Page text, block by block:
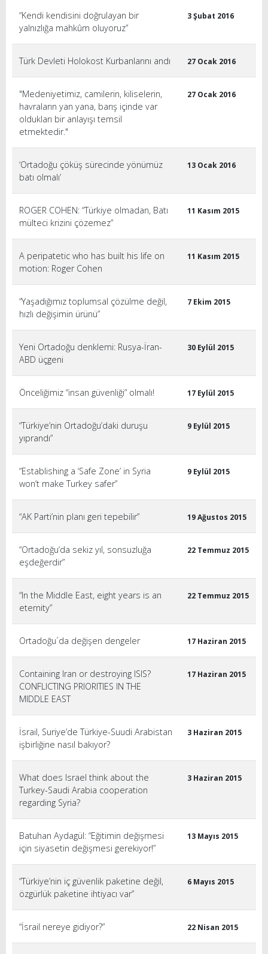
“Kendi kendisini doğrulayan bir
yalnızlığa mahkûm oluyoruz”
3 Şubat 2016
Türk Devleti Holokost Kurbanlarını andı 27 Ocak 2016
"Medeniyetimiz, camilerin, kiliselerin,
havraların yan yana, barış içinde var
oldukları bir anlayışı temsil
etmektedir."
27 Ocak 2016
‘Ortadoğu çöküş sürecinde yönümüz
batı olmalı’
13 Ocak 2016
ROGER COHEN: “Türkiye olmadan, Batı
mülteci krizini çözemez”
11 Kasım 2015
A peripatetic who has built his life on
motion: Roger Cohen
11 Kasım 2015
“Yaşadığımız toplumsal çözülme değil,
hızlı değişimin ürünü”
7 Ekim 2015
Yeni Ortadoğu denklemi: Rusya-İran-
ABD üçgeni
30 Eylül 2015
Önceliğimiz “insan güvenliği” olmalı! 17 Eylül 2015
“Türkiye’nin Ortadoğu’daki duruşu
yıprandı”
9 Eylül 2015
“Establishing a ‘Safe Zone’ in Syria
won’t make Turkey safer”
9 Eylül 2015
“AK Parti’nin planı geri tepebilir” 19 Ağustos 2015
“Ortadoğu’da sekiz yıl, sonsuzluğa
eşdeğerdir”
22 Temmuz 2015
“In the Middle East, eight years is an
eternity”
22 Temmuz 2015
Ortadoğu´da değişen dengeler 17 Haziran 2015
Containing Iran or destroying ISIS?
CONFLICTING PRIORITIES IN THE
MIDDLE EAST
17 Haziran 2015
İsrail, Suriye’de Türkiye-Suudi Arabistan
işbirliğine nasıl bakıyor?
3 Haziran 2015
What does Israel think about the
Turkey-Saudi Arabia cooperation
regarding Syria?
3 Haziran 2015
Batuhan Aydagül: “Eğitimin değişmesi
için siyasetin değişmesi gerekiyor!”
13 Mayıs 2015
“Türkiye’nin iç güvenlik paketine değil,
özgürlük paketine ihtiyacı var”
6 Mayıs 2015
“İsrail nereye gidiyor?” 22 Nisan 2015